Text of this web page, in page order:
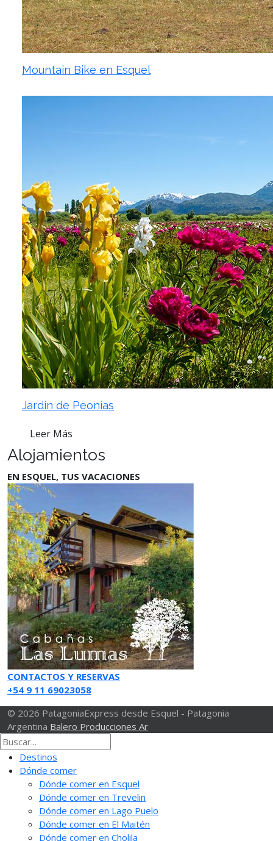
Mountain Bike en Esquel
Jardín de Peonías
Leer Más
Alojamientos
EN ESQUEL, TUS VACACIONES
CONTACTOS Y RESERVAS
+54 9 11 69023058
© 2026 PatagoniaExpress desde Esquel - Patagonia
Argentina Balero Producciones Ar
Destinos
Dónde comer
Dónde comer en Esquel
Dónde comer en Trevelin
Dónde comer en Lago Puelo
Dónde comer en El Maitén
Dónde comer en Cholila